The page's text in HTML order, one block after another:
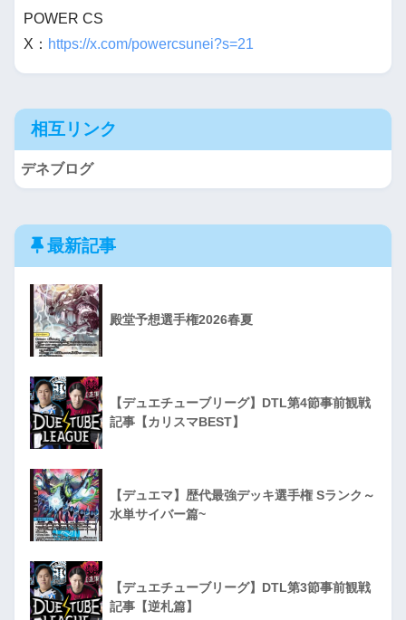
POWER CS
X： https://x.com/powercsunei?s=21
相互リンク
デネブログ
最新記事
殿堂予想選手権2026春夏
【デュエチューブリーグ】DTL第4節事前観戦
記事【カリスマBEST】
【デュエマ】歴代最強デッキ選手権 Sランク～
水単サイバー篇~
【デュエチューブリーグ】DTL第3節事前観戦
記事【逆札篇】